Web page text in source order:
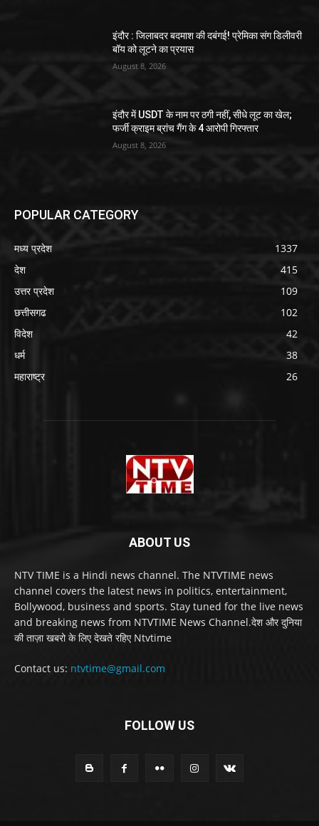
इंदौर : जिलाबदर बदमाश की दबंगई! प्रेमिका संग डिलीवरी
बॉय को लूटने का प्रयास
August 8, 2026
इंदौर में USDT के नाम पर ठगी नहीं, सीधे लूट का खेल;
फर्जी क्राइम ब्रांच गैंग के 4 आरोपी गिरफ्तार
August 8, 2026
POPULAR CATEGORY
मध्य प्रदेश
1337
देश
415
उत्तर प्रदेश
109
छत्तीसगढ
102
विदेश
42
धर्म
38
महाराष्ट्र
26
ABOUT US
NTV TIME is a Hindi news channel. The NTVTIME news
channel covers the latest news in politics, entertainment,
Bollywood, business and sports. Stay tuned for the live news
and breaking news from NTVTIME News Channel.देश और दुनिया
की ताज़ा खबरो के लिए देखते रहिए Ntvtime
Contact us: ntvtime@gmail.com
FOLLOW US